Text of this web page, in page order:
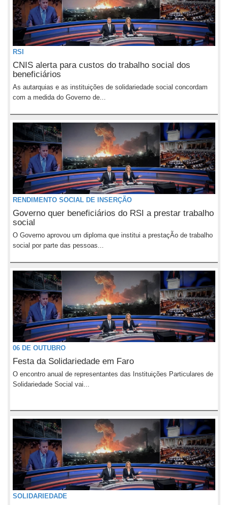
RSI
CNIS alerta para custos do trabalho social dos
beneficiários
As autarquias e as instituições de solidariedade social concordam
com a medida do Governo de...
RENDIMENTO SOCIAL DE INSERÇÃO
Governo quer beneficiários do RSI a prestar trabalho
social
O Governo aprovou um diploma que institui a prestaçÃo de trabalho
social por parte das pessoas...
06 DE OUTUBRO
Festa da Solidariedade em Faro
O encontro anual de representantes das Instituições Particulares de
Solidariedade Social vai...
SOLIDARIEDADE